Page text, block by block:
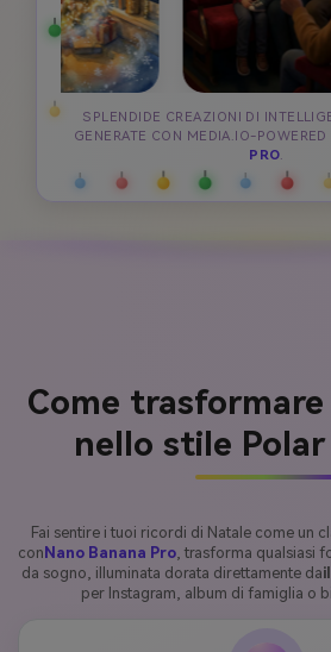
SPLENDIDE CREAZIONI DI
GENERATE CON MEDIA.IO-POWERED
PRO.
Come
nello stile Polar
Fai sentire i tuoi ricordi di Natale come un
con Nano Banana Pro, trasforma qualsiasi
da sogno, illuminata dorata direttamente da
per Instagram, album di famiglia o